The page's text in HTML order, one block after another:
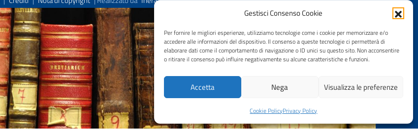
Gestisci Consenso Cookie
Per fornire le migliori esperienze, utilizziamo tecnologie come i cookie per memorizzare e/o
accedere alle informazioni del dispositivo. Il consenso a queste tecnologie ci permetterà di
elaborare dati come il comportamento di navigazione o ID unici su questo sito. Non acconsentire
o ritirare il consenso può influire negativamente su alcune caratteristiche e funzioni.
Accetta Nega Visualizza le preferenze
Cookie PolicyPrivacy Policy